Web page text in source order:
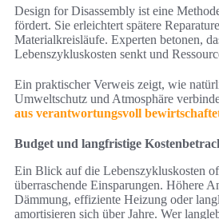
Design for Disassembly ist eine
fördert. Sie erleichtert spätere
Materialkreisläufe. Experten betonen,
Lebenszykluskosten senkt und
Ein praktischer Verweis zeigt, wie
Umweltschutz und Atmosphäre
aus verantwortungsvoll
Budget und langfristige
Ein Blick auf die Lebenszykluskosten
überraschende Einsparungen. Höhere
Dämmung, effiziente Heizung oder
amortisieren sich über Jahre. Wer